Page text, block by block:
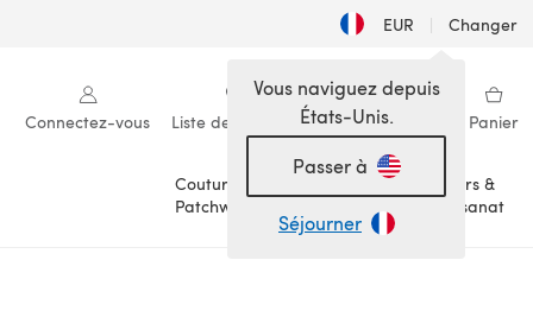
EUR | Changer
Connectez-vous Liste de souhaits Ma bibliothèque Panier
Couture &
Patchwork
Loisirs &
Artisanat
Vous naviguez depuis
États-Unis.
Passer à
Séjourner